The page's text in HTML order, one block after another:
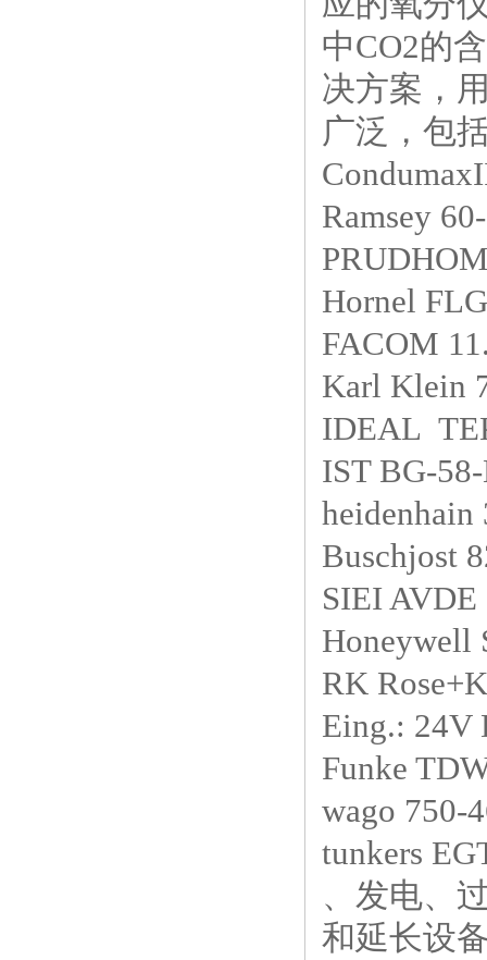
中CO2的
决方案，
广泛，包
Ramsey
Hornel
FACOM
Karl Klein
IDEAL
IST BG-
Buschjost
SIEI
Honeywell
RK
Eing.: 24V
Funke
wago 750-
tunkers
、发电、
和延长设